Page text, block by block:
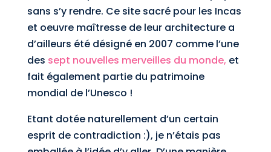
sans s’y rendre. Ce site sacré pour les Incas
et oeuvre maîtresse de leur architecture a
d’ailleurs été désigné en 2007 comme l’une
des sept nouvelles merveilles du monde, et
fait également partie du patrimoine
mondial de l’Unesco !
Etant dotée naturellement d’un certain
esprit de contradiction :), je n’étais pas